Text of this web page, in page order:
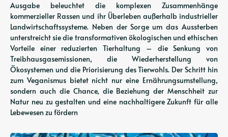
Ausgabe beleuchtet die komplexen Zusammenhänge
kommerzieller Rassen und ihr Überleben außerhalb industrieller
Landwirtschaftssysteme. Neben der Sorge um das Aussterben
unterstreicht sie die transformativen ökologischen und ethischen
Vorteile einer reduzierten Tierhaltung – die Senkung von
Treibhausgasemissionen, die Wiederherstellung von
Ökosystemen und die Priorisierung des Tierwohls. Der Schritt hin
zum Veganismus bietet nicht nur eine Ernährungsumstellung,
sondern auch die Chance, die Beziehung der Menschheit zur
Natur neu zu gestalten und eine nachhaltigere Zukunft für alle
Lebewesen zu fördern